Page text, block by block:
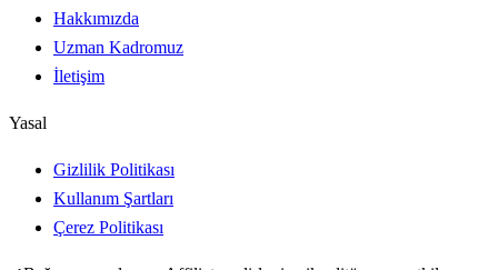
Hakkımızda
Uzman Kadromuz
İletişim
Yasal
Gizlilik Politikası
Kullanım Şartları
Çerez Politikası